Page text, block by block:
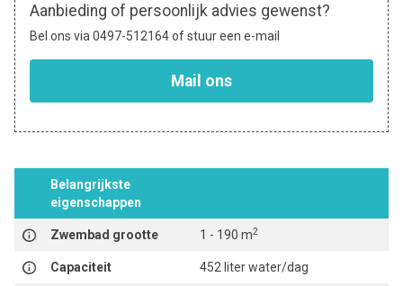
Aanbieding of persoonlijk advies gewenst?
Bel ons via 0497-512164 of stuur een e-mail
Mail ons
Belangrijkste
eigenschappen
Zwembad grootte 1 - 190 m2
Capaciteit 452 liter water/dag